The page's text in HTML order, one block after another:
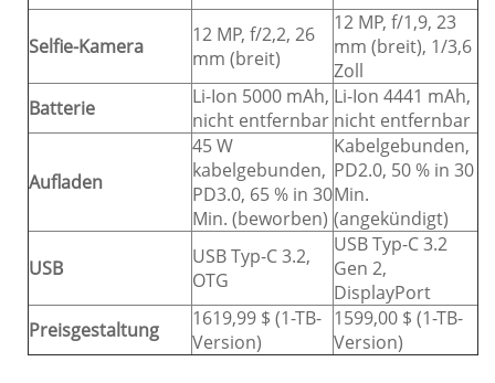
Selfie-Kamera
12 MP, f/2,2, 26
mm (breit)
12 MP, f/1,9, 23
mm (breit), 1/3,6
Zoll
Batterie
Li-Ion 5000 mAh,
nicht entfernbar
Li-Ion 4441 mAh,
nicht entfernbar
Aufladen
45 W
kabelgebunden,
PD3.0, 65 % in 30
Min. (beworben)
Kabelgebunden,
PD2.0, 50 % in 30
Min.
(angekündigt)
USB
USB Typ-C 3.2,
OTG
USB Typ-C 3.2
Gen 2,
DisplayPort
Preisgestaltung
1619,99 $ (1-TB-
Version)
1599,00 $ (1-TB-
Version)